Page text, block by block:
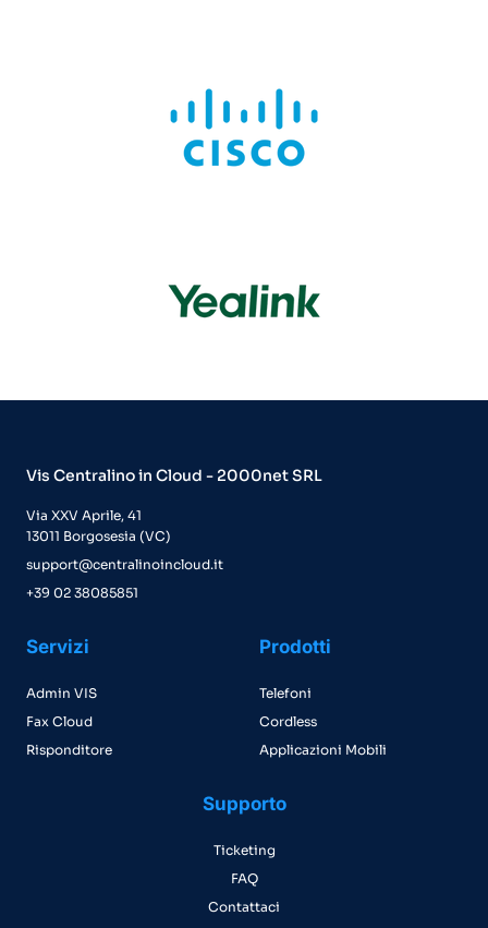
Vis Centralino in Cloud - 2000net SRL
Via XXV Aprile, 41
13011 Borgosesia (VC)
support@centralinoincloud.it
+39 02 38085851
Servizi
Admin VIS
Fax Cloud
Risponditore
Prodotti
Telefoni
Cordless
Applicazioni Mobili
Supporto
Ticketing
FAQ
Contattaci